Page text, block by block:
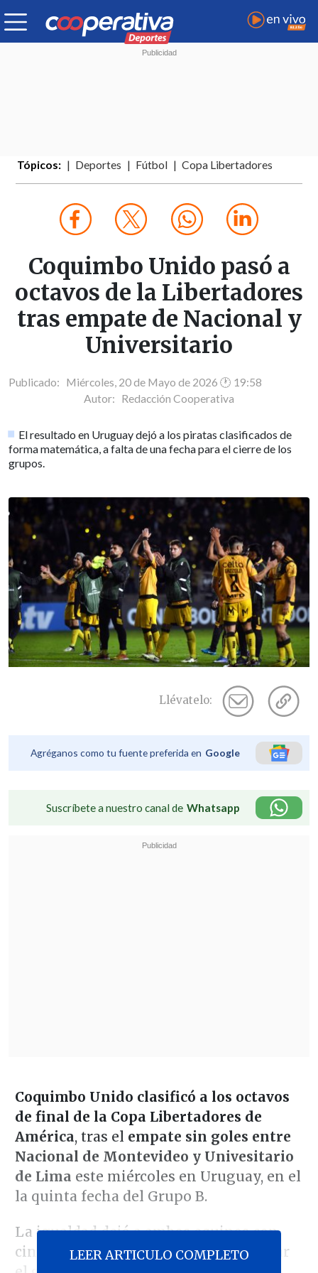
Tópicos: Deportes Fútbol Copa Libertadores
Coquimbo Unido pasó a
octavos de la Libertadores
tras empate de Nacional y
Universitario
Publicado: Miércoles, 20 de Mayo de 2026 🕐 19:58
Autor: Redacción Cooperativa
El resultado en Uruguay dejó a los piratas clasificados de
forma matemática, a falta de una fecha para el cierre de los
grupos.
Llévatelo:
Agréganos como tu fuente preferida en Google
Suscríbete a nuestro canal de Whatsapp
Coquimbo Unido clasificó a los octavos
de final de la Copa Libertadores de
América, tras el empate sin goles entre
Nacional de Montevideo y Univesitario
de Lima este miércoles en Uruguay, en el
la quinta fecha del Grupo B.
La igualdad dejó a ambos equipos con
cinco puntos en el tercer y cuarto lugar
LEER ARTICULO COMPLETO